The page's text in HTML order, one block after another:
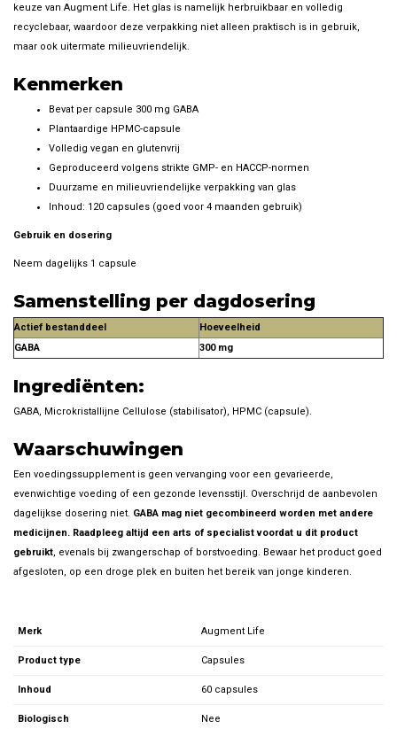
keuze van Augment Life. Het glas is namelijk herbruikbaar en volledig
recyclebaar, waardoor deze verpakking niet alleen praktisch is in gebruik,
maar ook uitermate milieuvriendelijk.
Kenmerken
Bevat per capsule 300 mg GABA
Plantaardige HPMC-capsule
Volledig vegan en glutenvrij
Geproduceerd volgens strikte GMP- en HACCP-normen
Duurzame en milieuvriendelijke verpakking van glas
Inhoud: 120 capsules (goed voor 4 maanden gebruik)
Gebruik en dosering
Neem dagelijks 1 capsule
Samenstelling per dagdosering
Actief bestanddeel
Hoeveelheid
GABA
300 mg
Ingrediënten:
GABA, Microkristallijne Cellulose (stabilisator), HPMC (capsule).
Waarschuwingen
Een voedingssupplement is geen vervanging voor een gevarieerde,
evenwichtige voeding of een gezonde levensstijl. Overschrijd de aanbevolen
dagelijkse dosering niet. GABA mag niet gecombineerd worden met andere
medicijnen. Raadpleeg altijd een arts of specialist voordat u dit product
gebruikt, evenals bij zwangerschap of borstvoeding. Bewaar het product goed
afgesloten, op een droge plek en buiten het bereik van jonge kinderen.
Merk Augment Life
Product type Capsules
Inhoud 60 capsules
Biologisch Nee